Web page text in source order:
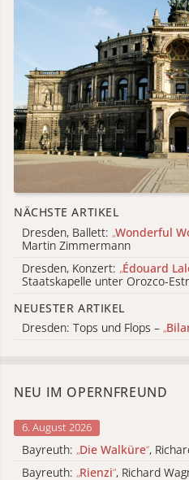
NÄCHSTE ARTIKEL
Dresden, Ballett: „Wonderful
Martin Zimmermann
Dresden, Konzert: „Édouard
Staatskapelle unter Orozco-
NEUESTER ARTIKEL
Dresden: Tops und Flops – „
NEU IM OPERNFREUND
6. August 2026
Bayreuth: „Die Walküre“,
Bayreuth: „Rienzi“, Richard